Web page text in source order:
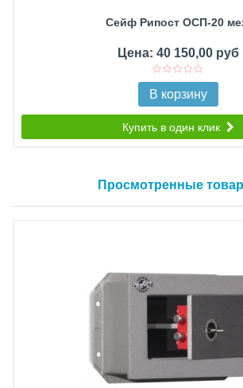
Сейф Рипост ОСП-20
Цена: 40 150,00 руб
В корзину
Купить в один клик
Просмотренные